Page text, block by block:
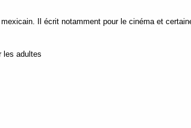
Il écrit notamment pour le cinéma et
les adultes